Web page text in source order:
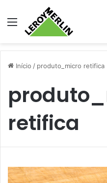
Menu
Início / produto_micro retifica
retifica